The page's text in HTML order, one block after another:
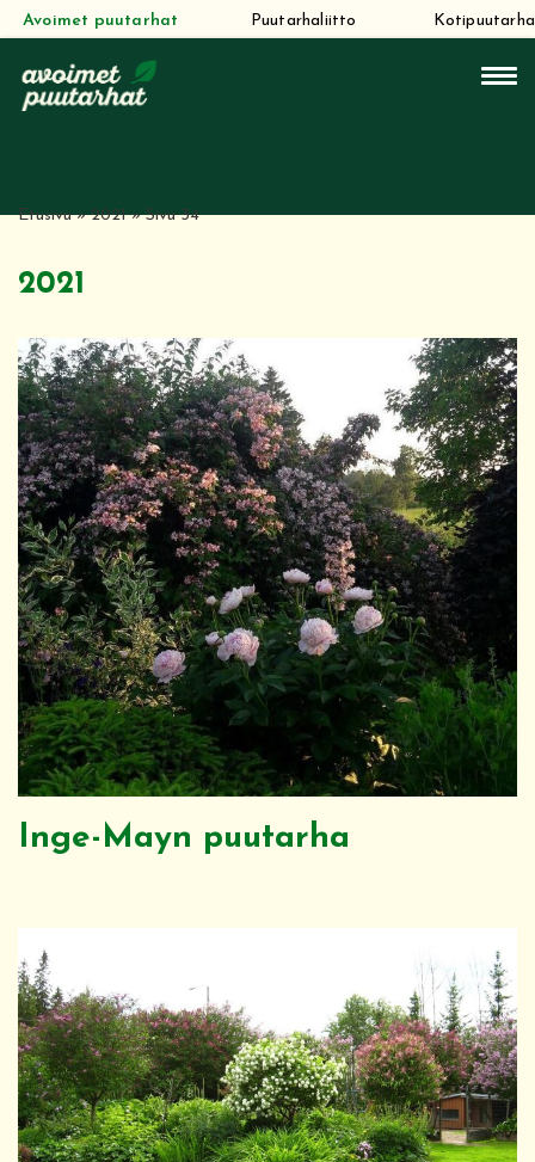
Siirry
suoraan
Avoimet puutarhat Puutarhaliitto Kotipuutarha
Etusivu»2021»Sivu 34
2021
Inge-Mayn puutarha